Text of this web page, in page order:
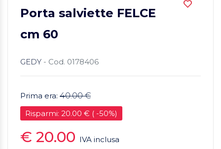
Porta salviette FELCE
cm 60
GEDY - Cod. 0178406
Prima era: 40.00 €
Risparmi: 20.00 € ( -50%)
€ 20.00 IVA inclusa